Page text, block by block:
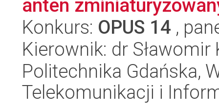
anten
Konkurs: OPUS 14 ,
Kierownik: dr Sławomir
Politechnika Gdańska,
Telekomunikacji i